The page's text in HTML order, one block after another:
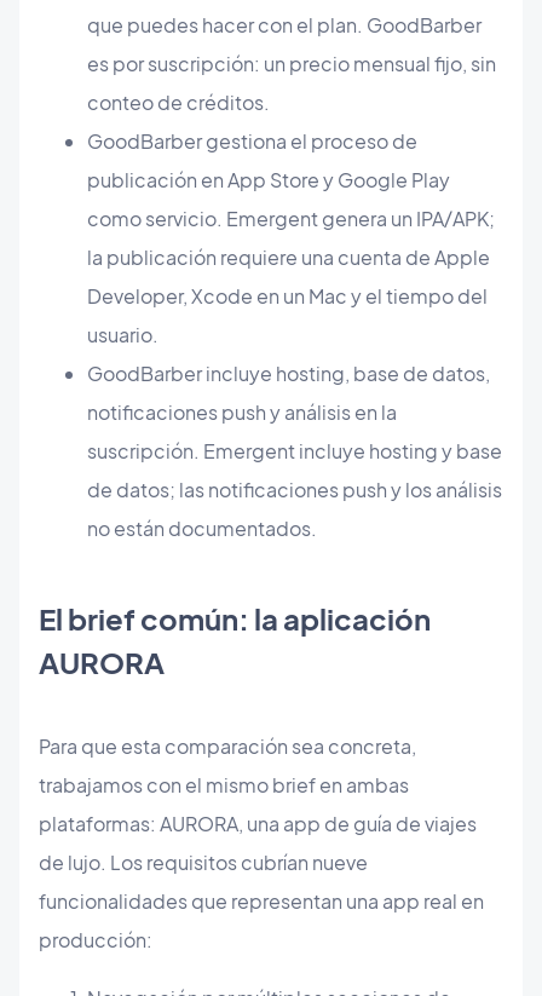
que puedes hacer con el plan. GoodBarber
es por suscripción: un precio mensual fijo, sin
conteo de créditos.
GoodBarber gestiona el proceso de
publicación en App Store y Google Play
como servicio. Emergent genera un IPA/APK;
la publicación requiere una cuenta de Apple
Developer, Xcode en un Mac y el tiempo del
usuario.
GoodBarber incluye hosting, base de datos,
notificaciones push y análisis en la
suscripción. Emergent incluye hosting y base
de datos; las notificaciones push y los análisis
no están documentados.
El brief común: la aplicación
AURORA
Para que esta comparación sea concreta,
trabajamos con el mismo brief en ambas
plataformas: AURORA, una app de guía de viajes
de lujo. Los requisitos cubrían nueve
funcionalidades que representan una app real en
producción: